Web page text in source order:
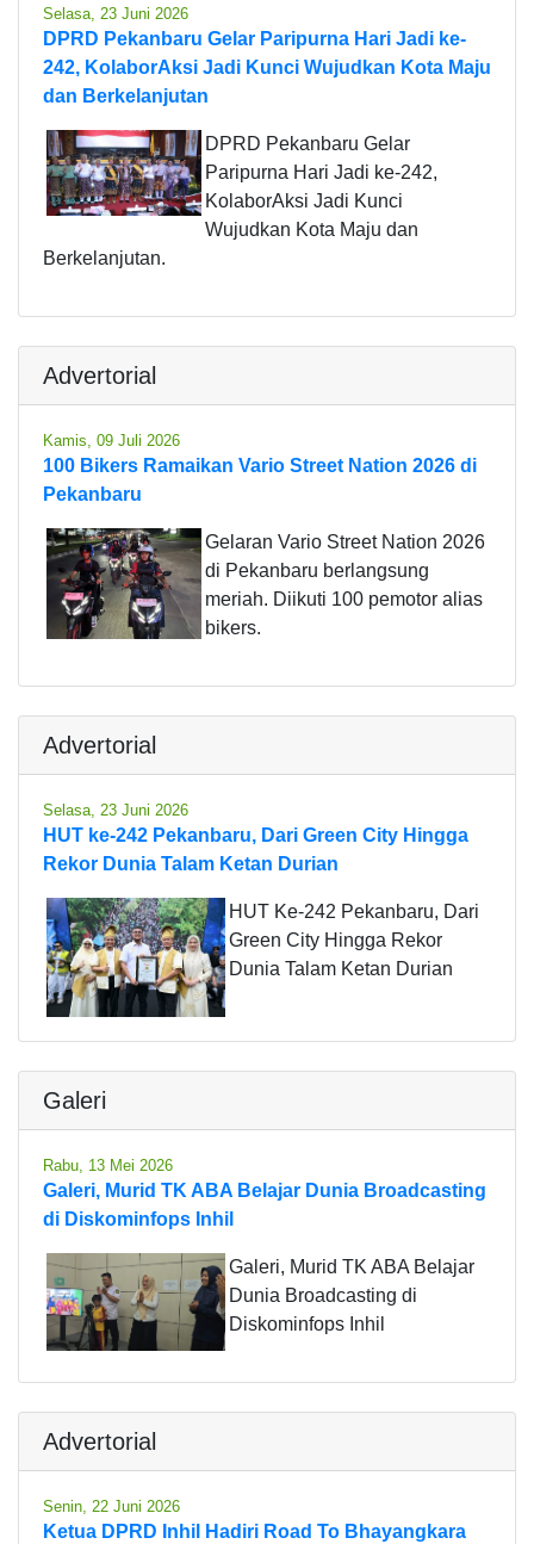
Selasa, 23 Juni 2026
DPRD Pekanbaru Gelar Paripurna Hari Jadi ke-
242, KolaborAksi Jadi Kunci Wujudkan Kota Maju
dan Berkelanjutan
DPRD Pekanbaru Gelar
Paripurna Hari Jadi ke-242,
KolaborAksi Jadi Kunci
Wujudkan Kota Maju dan
Berkelanjutan.
Advertorial
Kamis, 09 Juli 2026
100 Bikers Ramaikan Vario Street Nation 2026 di
Pekanbaru
Gelaran Vario Street Nation 2026
di Pekanbaru berlangsung
meriah. Diikuti 100 pemotor alias
bikers.
Advertorial
Selasa, 23 Juni 2026
HUT ke-242 Pekanbaru, Dari Green City Hingga
Rekor Dunia Talam Ketan Durian
HUT Ke-242 Pekanbaru, Dari
Green City Hingga Rekor
Dunia Talam Ketan Durian
Galeri
Rabu, 13 Mei 2026
Galeri, Murid TK ABA Belajar Dunia Broadcasting
di Diskominfops Inhil
Galeri, Murid TK ABA Belajar
Dunia Broadcasting di
Diskominfops Inhil
Advertorial
Senin, 22 Juni 2026
Ketua DPRD Inhil Hadiri Road To Bhayangkara